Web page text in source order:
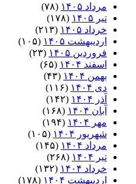
مرداد ۱۴۰۵
(۷۸)
تیر ۱۴۰۵
(۱۷۸)
خرداد ۱۴۰۵
(۲۱۳)
اردیبهشت ۱۴۰۵
(۱۰۵)
فروردین ۱۴۰۵
(۲۳)
اسفند ۱۴۰۴
(۶۵)
بهمن ۱۴۰۴
(۴۳)
دی ۱۴۰۴
(۱۱۶)
آذر ۱۴۰۴
(۱۴۲)
آبان ۱۴۰۴
(۱۶۸)
مهر ۱۴۰۴
(۱۹۴)
شهریور ۱۴۰۴
(۱۰۵)
مرداد ۱۴۰۴
(۱۴۵)
تیر ۱۴۰۴
(۲۶۸)
خرداد ۱۴۰۴
(۱۳۲)
اردیبهشت ۱۴۰۴
(۱۷۸)